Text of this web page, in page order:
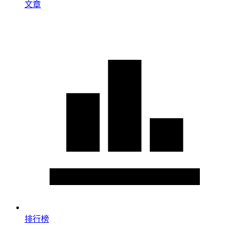
文章
排行榜